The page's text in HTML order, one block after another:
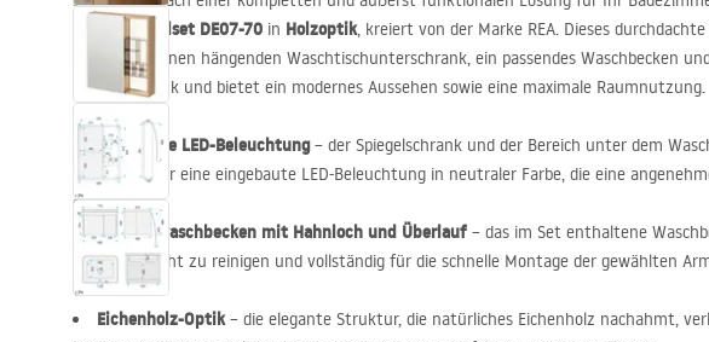
Möbelset DE07-70 in Holzoptik, kreiert von der Marke REA. Dieses
kombiniert einen hängenden Waschtischunterschrank, ein passendes Waschbecken
Spiegelschrank und bietet ein modernes Aussehen sowie eine maximale Raumnutzung.
Integrierte LED-Beleuchtung– der Spiegelschrank und der Bereich unter dem
verfügen über eine eingebaute LED-Beleuchtung in neutraler Farbe, die eine
schafft.
Keramikwaschbecken mit Hahnloch und Überlauf – das im Set enthaltene
langlebig, leicht zu reinigen und vollständig für die schnelle Montage der gewählten
vorbereitet.
Eichenholz-Optik– die elegante Struktur, die natürliches Eichenholz nachahmt,